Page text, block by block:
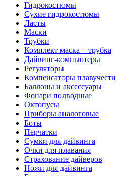
Гидрокостюмы
Сухие гидрокостюмы
Ласты
Маски
Трубки
Комплект маска + трубка
Дайвинг-компьютеры
Регуляторы
Компенсаторы плавучести
Баллоны и аксессуары
Фонари подводные
Октопусы
Приборы аналоговые
Боты
Перчатки
Сумки для дайвинга
Очки для плавания
Страхование дайверов
Ножи для дайвинга